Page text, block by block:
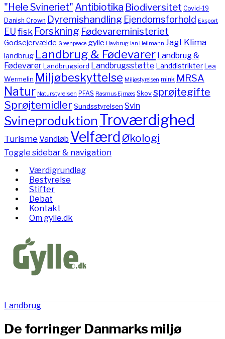
"Hele Svineriet" Antibiotika Biodiversitet Covid-19
Danish Crown Dyremishandling Ejendomsforhold Eksport
EUfisk Forskning Fødevareministeriet
Godsejervælde Greenpeace gylle Havbrug Ian Heilmann Jagt Klima
landbrug Landbrug & Fødevarer Landbrug &
FødevarerLandbrugsjord Landbrugsstøtte LanddistrikterLea
Wermelin Miljøbeskyttelse Miljøstyrelsen mink MRSA
Natur Naturstyrelsen PFAS Rasmus Ejrnæs Skov sprøjtegifte
Sprøjtemidler Sundsstyrelsen Svin
Svineproduktion Troværdighed
TurismeVandløb Velfærd Økologi
Toggle sidebar & navigation
Værdigrundlag
Bestyrelse
Stifter
Debat
Kontakt
Om gylle.dk
Landbrug
De forringer Danmarks miljø